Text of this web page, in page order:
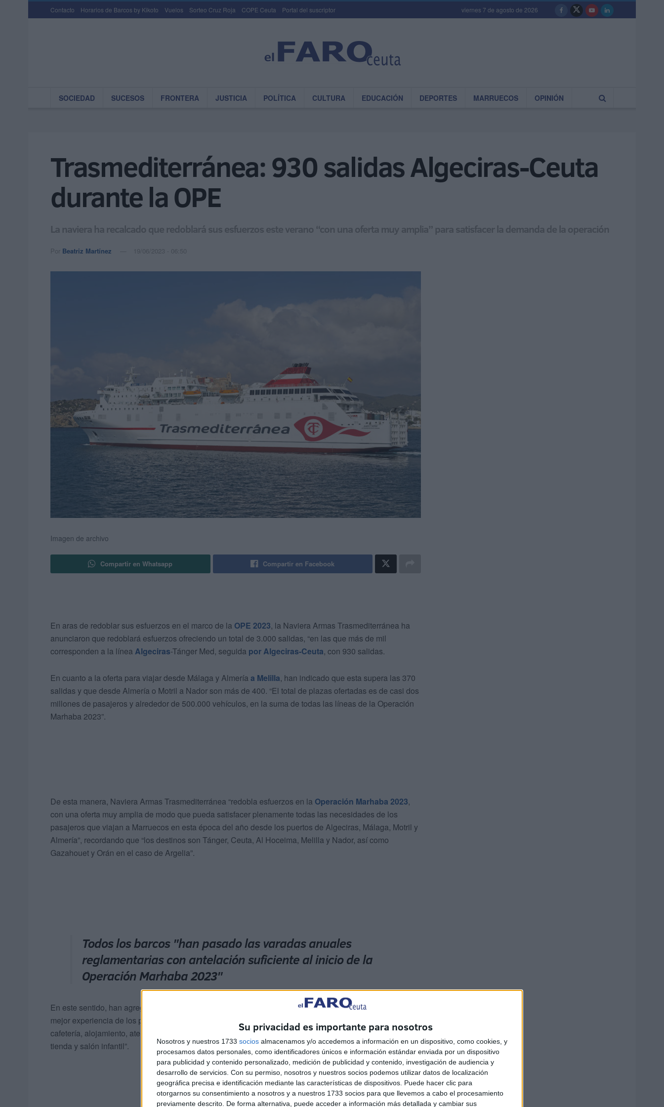
Su privacidad es importante para nosotros
Nosotros y nuestros 1733 socios almacenamos y/o accedemos a información en un dispositivo, como cookies, y
procesamos datos personales, como identificadores únicos e información estándar enviada por un dispositivo
para publicidad y contenido personalizado, medición de publicidad y contenido, investigación de audiencia y
desarrollo de servicios. Con su permiso, nosotros y nuestros socios podemos utilizar datos de localización
geográfica precisa e identificación mediante las características de dispositivos. Puede hacer clic para
otorgarnos su consentimiento a nosotros y a nuestros 1733 socios para que llevemos a cabo el procesamiento
previamente descrito. De forma alternativa, puede acceder a información más detallada y cambiar sus
Contacto Horarios de Barcos by Kikoto Vuelos Sorteo Cruz Roja COPE Ceuta Portal del suscriptor viernes 7 de agosto de 2026
SOCIEDAD SUCESOS FRONTERA JUSTICIA POLÍTICA CULTURA EDUCACIÓN DEPORTES MARRUECOS OPINIÓN
Trasmediterránea: 930 salidas Algeciras-Ceuta
durante la OPE
La naviera ha recalcado que redoblará sus esfuerzos este verano “con una oferta muy amplia” para satisfacer la demanda de la operación
Por Beatriz Martínez 19/06/2023 - 06:50
Imagen de archivo
Compartir en Whatsapp Compartir en Facebook
En aras de redoblar sus esfuerzos en el marco de la OPE 2023, la Naviera Armas Trasmediterránea ha
anunciaron que redoblará esfuerzos ofreciendo un total de 3.000 salidas, “en las que más de mil
corresponden a la línea Algeciras-Tánger Med, seguida por Algeciras-Ceuta, con 930 salidas.
En cuanto a la oferta para viajar desde Málaga y Almería a Melilla, han indicado que esta supera las 370
salidas y que desde Almería o Motril a Nador son más de 400. “El total de plazas ofertadas es de casi dos
millones de pasajeros y alrededor de 500.000 vehículos, en la suma de todas las líneas de la Operación
Marhaba 2023”.
De esta manera, Naviera Armas Trasmediterránea “redobla esfuerzos en la Operación Marhaba 2023,
con una oferta muy amplia de modo que pueda satisfacer plenamente todas las necesidades de los
pasajeros que viajan a Marruecos en esta época del año desde los puertos de Algeciras, Málaga, Motril y
Almería”, recordando que “los destinos son Tánger, Ceuta, Al Hoceima, Melilla y Nador, así como
Gazahouet y Orán en el caso de Argelia”.
Todos los barcos "han pasado las varadas anuales
reglamentarias con antelación suficiente al inicio de la
Operación Marhaba 2023"
En este sentido, han agregado que han dispuesto a bordo de todos sus buques “lo necesario para la
mejor experiencia de los pasajeros, con una variada oferta gastronómica incluido menú Halal y de bar-
cafetería, alojamiento, atención a pasajeros de movilidad reducida y mascotas, wi-fi de alto rendimiento,
tienda y salón infantil”.